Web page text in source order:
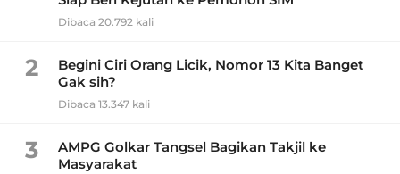
Dibaca 20.792 kali
2
Begini Ciri Orang Licik, Nomor 13 Kita Banget
Gak sih?
Dibaca 13.347 kali
3
AMPG Golkar Tangsel Bagikan Takjil ke
Masyarakat